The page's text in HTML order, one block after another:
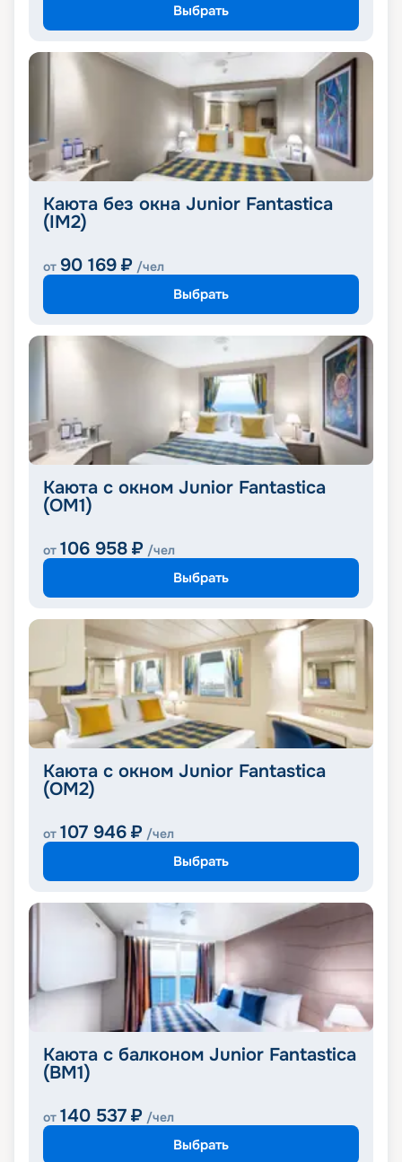
Выбрать
Каюта без окна Junior Fantastica
(IM2)
от 90 169 ₽ /чел
Выбрать
Каюта с окном Junior Fantastica
(OM1)
от 106 958 ₽ /чел
Выбрать
Каюта с окном Junior Fantastica
(OM2)
от 107 946 ₽ /чел
Выбрать
Каюта с балконом Junior Fantastica
(BM1)
от 140 537 ₽ /чел
Выбрать